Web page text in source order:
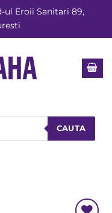
Eroii Sanitari 89,
CAUTA